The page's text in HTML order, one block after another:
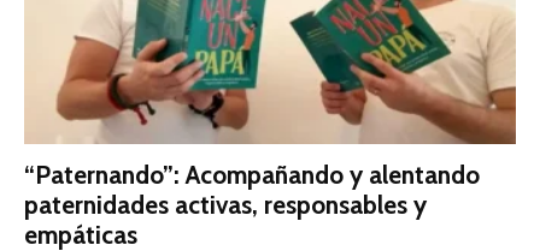
“Paternando”: Acompañando y alentando
paternidades activas, responsables y
empáticas